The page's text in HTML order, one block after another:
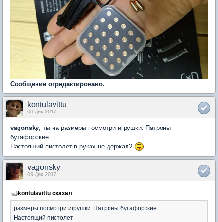
Сообщение отредактировано.
kontulavittu
08 Дек 2017
vagonsky , ты на размеры посмотри игрушки. Патроны
бутафорские.
Настоящий пистолет в руках не держал?
vagonsky
09 Дек 2017
kontulavittu сказал:
размеры посмотри игрушки. Патроны бутафорские.
Настоящий пистолет